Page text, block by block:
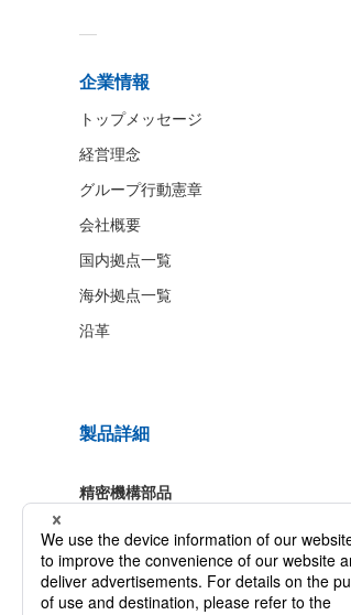
企業情報
トップメッセージ
経営理念
グループ行動憲章
会社概要
国内拠点一覧
海外拠点一覧
沿革
製品詳細
精密機構部品
セレクタブルクラッチ
トルクリミッタ C型